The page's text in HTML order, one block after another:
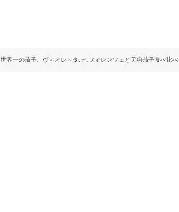
世界一の茄子。ヴィオレッタ.デ.フィレンツェと天狗茄子食べ比べ